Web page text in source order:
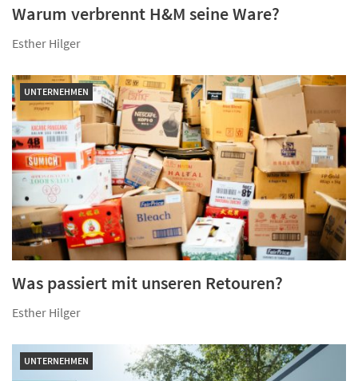
Warum verbrennt H&M seine Ware?
Esther Hilger
UNTERNEHMEN
Was passiert mit unseren Retouren?
Esther Hilger
UNTERNEHMEN